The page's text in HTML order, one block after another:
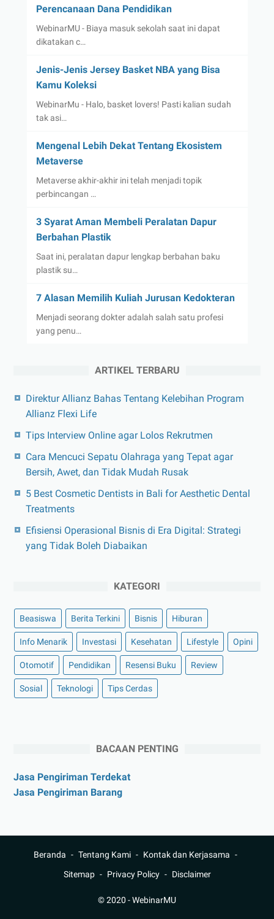
Perencanaan Dana Pendidikan
WebinarMU - Biaya masuk sekolah saat ini dapat
dikatakan c…
Jenis-Jenis Jersey Basket NBA yang Bisa
Kamu Koleksi
WebinarMu - Halo, basket lovers! Pasti kalian sudah
tak asi…
Mengenal Lebih Dekat Tentang Ekosistem
Metaverse
Metaverse akhir-akhir ini telah menjadi topik
perbincangan …
3 Syarat Aman Membeli Peralatan Dapur
Berbahan Plastik
Saat ini, peralatan dapur lengkap berbahan baku
plastik su…
7 Alasan Memilih Kuliah Jurusan Kedokteran
Menjadi seorang dokter adalah salah satu profesi
yang penu…
ARTIKEL TERBARU
Direktur Allianz Bahas Tentang Kelebihan Program
Allianz Flexi Life
Tips Interview Online agar Lolos Rekrutmen
Cara Mencuci Sepatu Olahraga yang Tepat agar
Bersih, Awet, dan Tidak Mudah Rusak
5 Best Cosmetic Dentists in Bali for Aesthetic Dental
Treatments
Efisiensi Operasional Bisnis di Era Digital: Strategi
yang Tidak Boleh Diabaikan
KATEGORI
Beasiswa Berita Terkini Bisnis Hiburan
Info Menarik Investasi Kesehatan Lifestyle Opini
Otomotif Pendidikan Resensi Buku Review
Sosial Teknologi Tips Cerdas
BACAAN PENTING
Jasa Pengiriman Terdekat
Jasa Pengiriman Barang
Beranda Tentang Kami
Kontak dan Kerjasama
Sitemap
Privacy Policy Disclaimer
© 2020 -WebinarMU